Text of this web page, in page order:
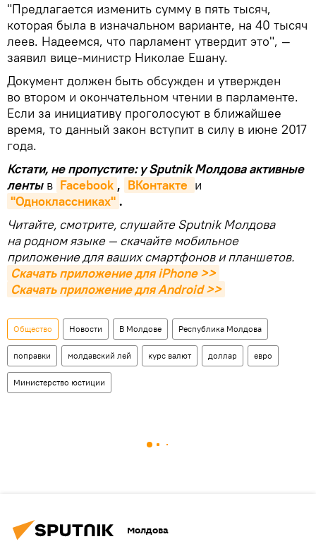
"Предлагается изменить сумму в пять тысяч,
которая была в изначальном варианте, на 40 тысяч
леев. Надеемся, что парламент утвердит это", —
заявил вице-министр Николае Ешану.
Документ должен быть обсужден и утвержден
во втором и окончательном чтении в парламенте.
Если за инициативу проголосуют в ближайшее
время, то данный закон вступит в силу в июне 2017
года.
Кстати, не пропустите: у Sputnik Молдова активные
ленты в Facebook , ВКонтакте и
"Одноклассниках" .
Читайте, смотрите, слушайте Sputnik Молдова
на родном языке — скачайте мобильное
приложение для ваших смартфонов и планшетов.
Скачать приложение для iPhone >>
Скачать приложение для Android >>
Общество Новости В Молдове Республика Молдова
поправки молдавский лей курс валют доллар евро
Министерство юстиции
Молдова